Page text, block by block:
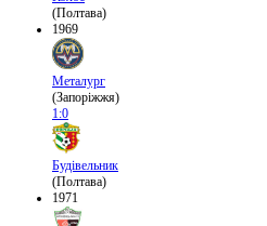
(Полтава)
1969
Металург
(Запоріжжя)
1:0
Будівельник
(Полтава)
1971